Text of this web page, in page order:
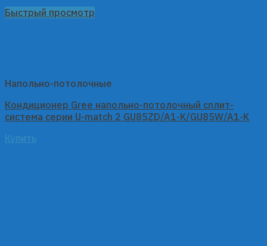
Быстрый просмотр
Напольно-потолочные
Кондиционер Gree напольно-потолочный сплит-
система серии U-match 2 GU85ZD/A1-K/GU85W/A1-K
Купить